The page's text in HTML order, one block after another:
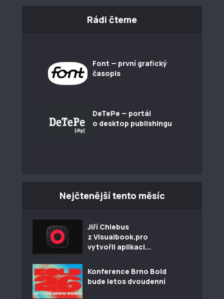
Rádi čteme
Font — první grafický
časopis
DeTePe — portál
o desktop publishingu
Nejčtenější tento měsíc
Jiří Chlebus
z Visualbook.pro
vytvořil aplikaci...
Konference Brno Bold
bude letos dvoudenní